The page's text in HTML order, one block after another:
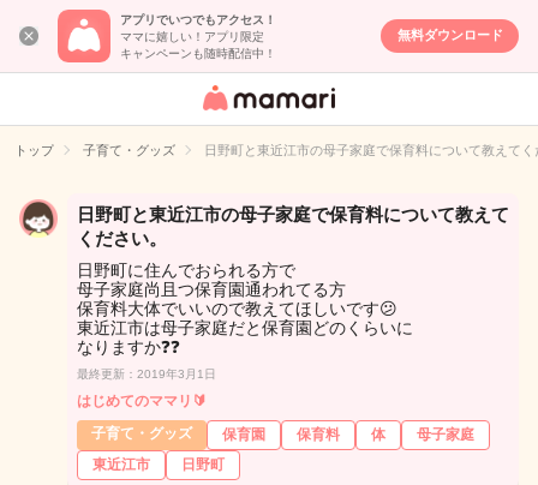
アプリでいつでもアクセス！
ママに嬉しい！アプリ限定
キャンペーンも随時配信中！
無料ダウンロード
女性専用匿名QA
イト
トップ 子育て・グッズ 日野町と東近江市の母子家庭で保育料について教えてく
日野町と東近江市の母子家庭で保育料について教えて
ください。
日野町に住んでおられる方で
母子家庭尚且つ保育園通われてる方
保育料大体でいいので教えてほしいです😕
東近江市は母子家庭だと保育園どのくらいに
なりますか❓❓
最終更新：2019年3月1日
はじめてのママリ🔰
子育て・グッズ
保育園 保育料 体
母子家庭
東近江市
日野町